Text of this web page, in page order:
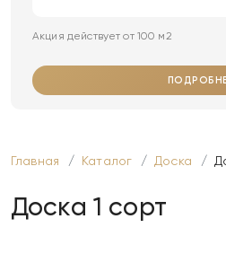
Акция действует от 100 м2
Главная Каталог Доска
Доска 1 сорт